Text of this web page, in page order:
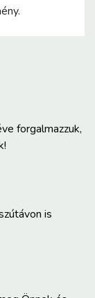
forgalmazzuk,
is